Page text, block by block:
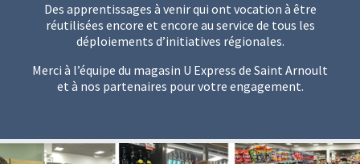
Des apprentissages à venir qui ont vocation à être
réutilisées encore et encore au service de tous les
déploiements d’initiatives régionales.
Merci à l’équipe du magasin U Express de Saint Arnoult
et à nos partenaires pour votre engagement.